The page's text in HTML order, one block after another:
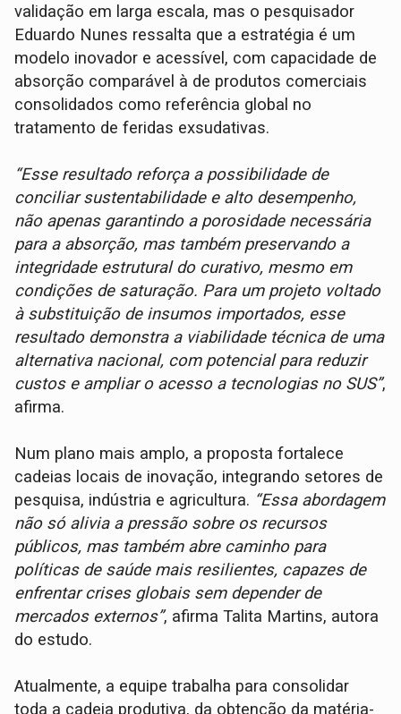
validação em larga escala, mas o pesquisador
Eduardo Nunes ressalta que a estratégia é um
modelo inovador e acessível, com capacidade de
absorção comparável à de produtos comerciais
consolidados como referência global no
tratamento de feridas exsudativas.
“Esse resultado reforça a possibilidade de
conciliar sustentabilidade e alto desempenho,
não apenas garantindo a porosidade necessária
para a absorção, mas também preservando a
integridade estrutural do curativo, mesmo em
condições de saturação. Para um projeto voltado
à substituição de insumos importados, esse
resultado demonstra a viabilidade técnica de uma
alternativa nacional, com potencial para reduzir
custos e ampliar o acesso a tecnologias no SUS”,
afirma.
Num plano mais amplo, a proposta fortalece
cadeias locais de inovação, integrando setores de
pesquisa, indústria e agricultura. “Essa abordagem
não só alivia a pressão sobre os recursos
públicos, mas também abre caminho para
políticas de saúde mais resilientes, capazes de
enfrentar crises globais sem depender de
mercados externos”, afirma Talita Martins, autora
do estudo.
Atualmente, a equipe trabalha para consolidar
toda a cadeia produtiva, da obtenção da matéria-